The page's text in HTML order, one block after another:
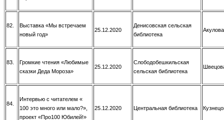
82.
Выставка «Мы встречаем
новый год»
25.12.2020
Денисовская сельская
библиотека
83.
Громкие чтения «Любимые
сказки Деда Мороза»
25.12.2020
Слободобешкильская
сельская библиотека
84.
Интервью с читателем «
100 это много или мало?»,
проект «Про100 Юбилей!»
25.12.2020 Центральная библиотека